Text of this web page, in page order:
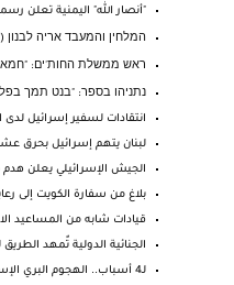
"أنصار الله" اليمنية تعلن
המלחין והמעבד אריה
ראש ממשלת החות'ים:
נתניהו בספר: "בנט תמך
انتقادات لسفير إسرائيل
لبنان يتهم إسرائيل بحرق
الجيش الإسرائيلي يعلن
بلاغ من سفارة الكويت إلى
قيادات شابه من المساعيد
الجنائية الدولية تٌمهد
لـ4 أسباب.. الهجوم البري الإسرائيلي محكوم عليه بالفشل